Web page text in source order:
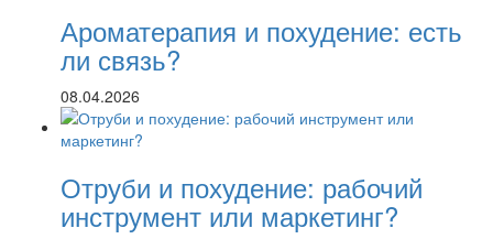
Ароматерапия и похудение: есть
ли связь?
08.04.2026
Отруби и похудение: рабочий
инструмент или маркетинг?